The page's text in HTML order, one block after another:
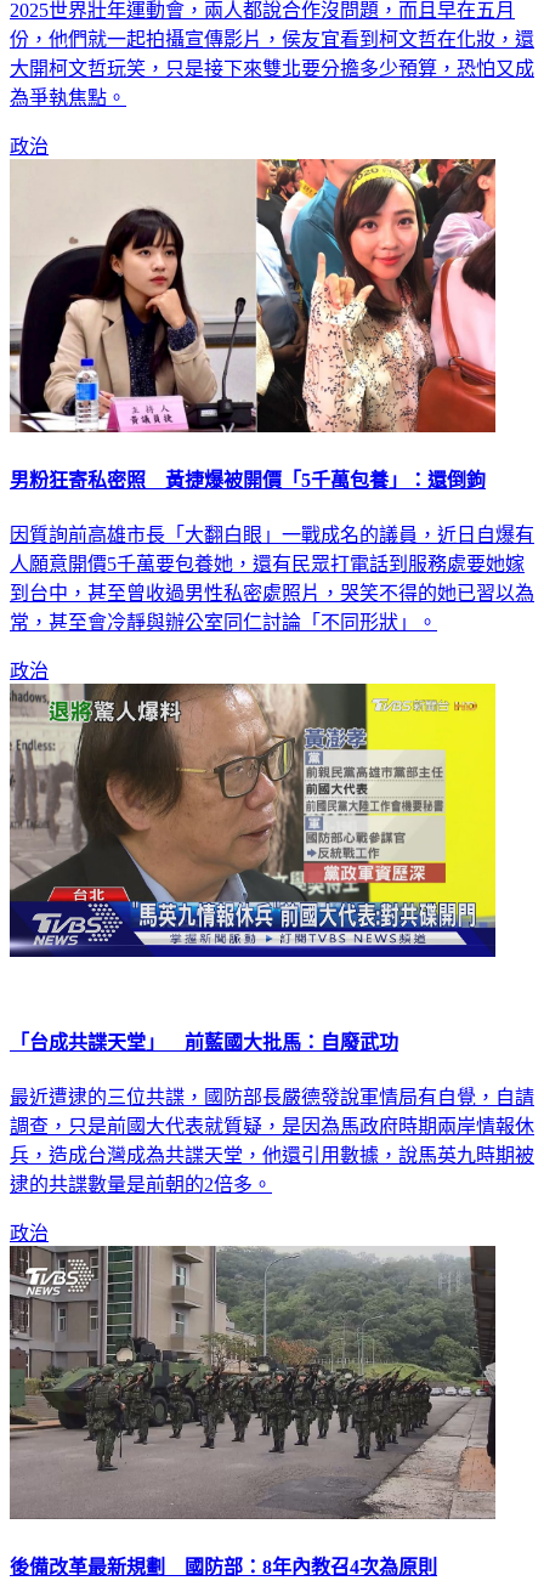
2025世界壯年運動會，兩人都說合作沒問題，而且早在五月
份，他們就一起拍攝宣傳影片，侯友宜看到柯文哲在化妝，還
大開柯文哲玩笑，只是接下來雙北要分擔多少預算，恐怕又成
為爭執焦點。
政治
男粉狂寄私密照 黃捷爆被開價「5千萬包養」：還倒鉤
因質詢前高雄市長「大翻白眼」一戰成名的議員，近日自爆有
人願意開價5千萬要包養她，還有民眾打電話到服務處要她嫁
到台中，甚至曾收過男性私密處照片，哭笑不得的她已習以為
常，甚至會冷靜與辦公室同仁討論「不同形狀」。
政治
「台成共諜天堂」 前藍國大批馬：自廢武功
最近遭逮的三位共諜，國防部長嚴德發說軍情局有自覺，自請
調查，只是前國大代表就質疑，是因為馬政府時期兩岸情報休
兵，造成台灣成為共諜天堂，他還引用數據，說馬英九時期被
逮的共諜數量是前朝的2倍多。
政治
後備改革最新規劃 國防部：8年內教召4次為原則